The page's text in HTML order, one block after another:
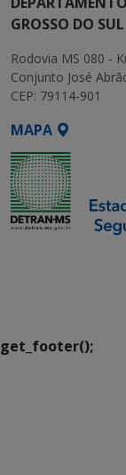
GROSSO DO SUL
Rodovia MS 080 -
Conjunto José
CEP: 79114-901
MAPA
get_footer();